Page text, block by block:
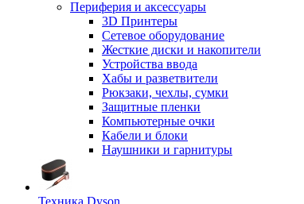
Периферия и аксессуары
3D Принтеры
Сетевое оборудование
Жесткие диски и накопители
Устройства ввода
Хабы и разветвители
Рюкзаки, чехлы, сумки
Защитные пленки
Компьютерные очки
Кабели и блоки
Наушники и гарнитуры
Техника Dyson